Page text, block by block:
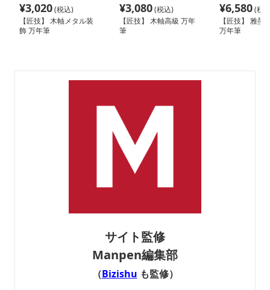
¥3,020(税込)
【匠技】 木軸メタル装
飾 万年筆
¥3,080(税込)
【匠技】 木軸高級 万年
筆
¥6,580(税
【匠技】 雅墨
万年筆
サイト監修
Manpen編集部
（Bizishu も監修）